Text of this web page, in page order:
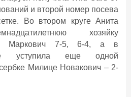
и второй номер посева
Во втором круге Анита
хозяйку
Маркович 7-5, 6-4, а в
уступила еще одной
Милице Новакович – 2-